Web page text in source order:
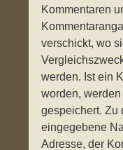
Kommentaren
verschickt, wo
werden. Ist ein
worden,
gespeichert. Zu
eingegebene
Adresse, der